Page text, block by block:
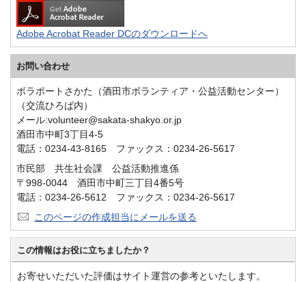
Adobe Acrobat Reader DCのダウンロードへ
お問い合わせ
ボラポートさかた（酒田市ボランティア・公益活動センター）
（交流ひろば内）
メール:volunteer@sakata-shakyo.or.jp
酒田市中町3丁目4-5
電話：0234-43-8165 ファックス：0234-26-5617
市民部 共生社会課 公益活動推進係
〒998-0044 酒田市中町三丁目4番5号
電話：0234-26-5612 ファックス：0234-26-5617
このページの作成担当にメールを送る
この情報はお役に立ちましたか？
お寄せいただいた評価はサイト運営の参考といたします。